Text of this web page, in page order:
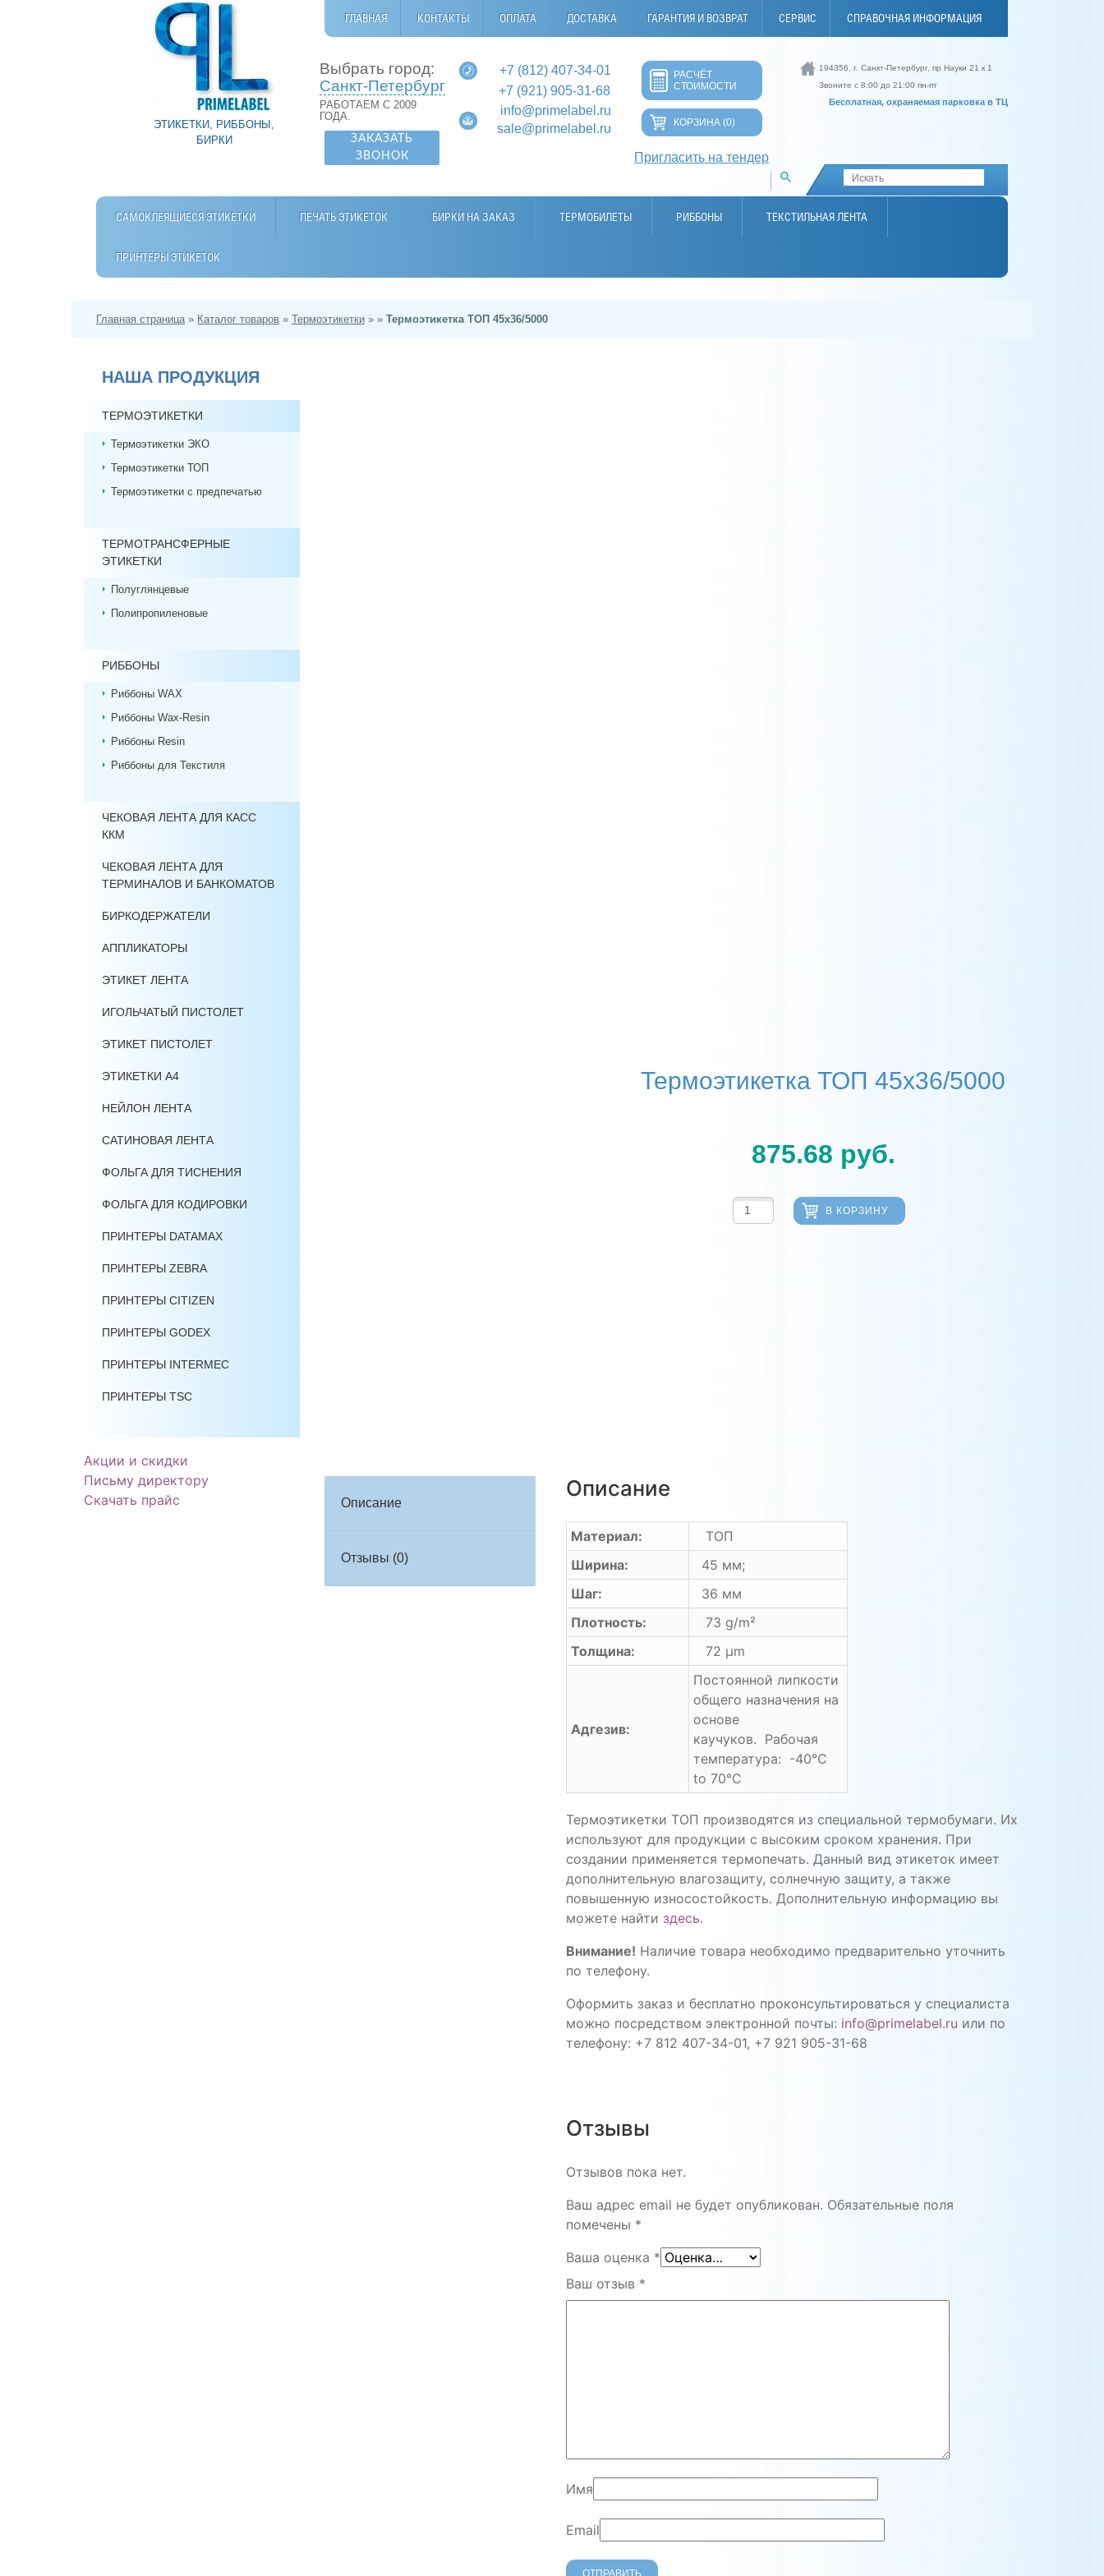
ГЛАВНАЯ КОНТАКТЫ ОПЛАТА ДОСТАВКА ГАРАНТИЯ И ВОЗВРАТ СЕРВИС СПРАВОЧНАЯ ИНФОРМАЦИЯ
ЭТИКЕТКИ, РИББОНЫ,
БИРКИ
Выбрать город:
Санкт-Петербург
РАБОТАЕМ С 2009
ГОДА.
ЗАКАЗАТЬ
ЗВОНОК
+7 (812) 407-34-01
+7 (921) 905-31-68
info@primelabel.ru
sale@primelabel.ru
РАСЧЁТ
СТОИМОСТИ
КОРЗИНА (0)
Пригласить на тендер
194356, г. Санкт-Петербург, пр Науки 21 к 1
Звоните с 8:00 до 21:00 пн-пт
Бесплатная, охраняемая парковка в ТЦ
САМОКЛЕЯЩИЕСЯ ЭТИКЕТКИ ПЕЧАТЬ ЭТИКЕТОК БИРКИ НА ЗАКАЗ ТЕРМОБИЛЕТЫ РИББОНЫ ТЕКСТИЛЬНАЯ ЛЕНТА
ПРИНТЕРЫ ЭТИКЕТОК
Главная страница» Каталог товаров » Термоэтикетки » » Термоэтикетка ТОП 45х36/5000
НАША ПРОДУКЦИЯ
ТЕРМОЭТИКЕТКИ
Термоэтикетки ЭКО
Термоэтикетки ТОП
Термоэтикетки с предпечатью
ТЕРМОТРАНСФЕРНЫЕ
ЭТИКЕТКИ
Полуглянцевые
Полипропиленовые
РИББОНЫ
Риббоны WAX
Риббоны Wax-Resin
Риббоны Resin
Риббоны для Текстиля
ЧЕКОВАЯ ЛЕНТА ДЛЯ КАСС
ККМ
ЧЕКОВАЯ ЛЕНТА ДЛЯ
ТЕРМИНАЛОВ И БАНКОМАТОВ
БИРКОДЕРЖАТЕЛИ
АППЛИКАТОРЫ
ЭТИКЕТ ЛЕНТА
ИГОЛЬЧАТЫЙ ПИСТОЛЕТ
ЭТИКЕТ ПИСТОЛЕТ
ЭТИКЕТКИ А4
НЕЙЛОН ЛЕНТА
САТИНОВАЯ ЛЕНТА
ФОЛЬГА ДЛЯ ТИСНЕНИЯ
ФОЛЬГА ДЛЯ КОДИРОВКИ
ПРИНТЕРЫ DATAMAX
ПРИНТЕРЫ ZEBRA
ПРИНТЕРЫ CITIZEN
ПРИНТЕРЫ GODEX
ПРИНТЕРЫ INTERMEC
ПРИНТЕРЫ TSC
Акции и скидки
Письму директору
Скачать прайс
Термоэтикетка ТОП 45х36/5000
875.68 руб.
В КОРЗИНУ
Описание
Отзывы (0)
Описание
Материал:
ТОП
Ширина:
45 мм;
Шаг:
36 мм
Плотность:
73 g/m²
Толщина:
72 μm
Адгезив:
Постоянной липкости
общего назначения на
основе
каучуков. Рабочая
температура: -40°C
to 70°C
Термоэтикетки ТОП производятся из специальной термобумаги. Их
используют для продукции с высоким сроком хранения. При
создании применяется термопечать. Данный вид этикеток имеет
дополнительную влагозащиту, солнечную защиту, а также
повышенную износостойкость. Дополнительную информацию вы
можете найти здесь.
Внимание! Наличие товара необходимо предварительно уточнить
по телефону.
Оформить заказ и бесплатно проконсультироваться у специалиста
можно посредством электронной почты: info@primelabel.ru или по
телефону: +7 812 407-34-01, +7 921 905-31-68
Отзывы
Отзывов пока нет.
Ваш адрес email не будет опубликован. Обязательные поля
помечены *
Ваша оценка *
Ваш отзыв *
Имя
Email